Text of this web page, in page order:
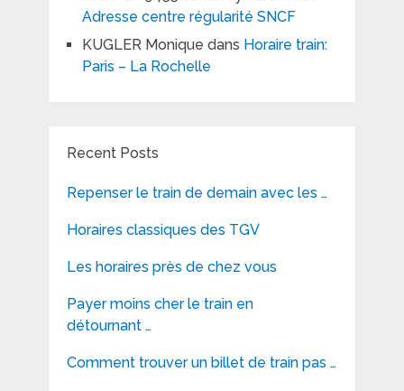
Adresse centre régularité SNCF
KUGLER Monique dans Horaire train:
Paris – La Rochelle
Recent Posts
Repenser le train de demain avec les …
Horaires classiques des TGV
Les horaires près de chez vous
Payer moins cher le train en
détournant …
Comment trouver un billet de train pas …